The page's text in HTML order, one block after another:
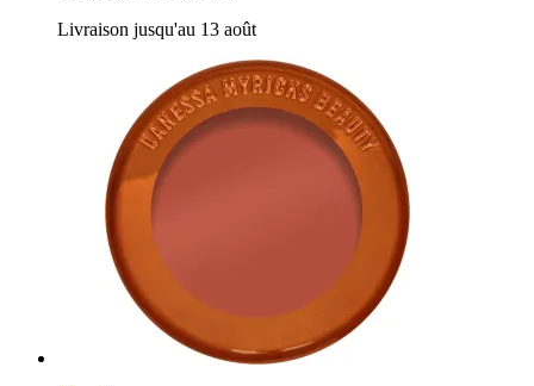
Livraison jusqu'au 13 août